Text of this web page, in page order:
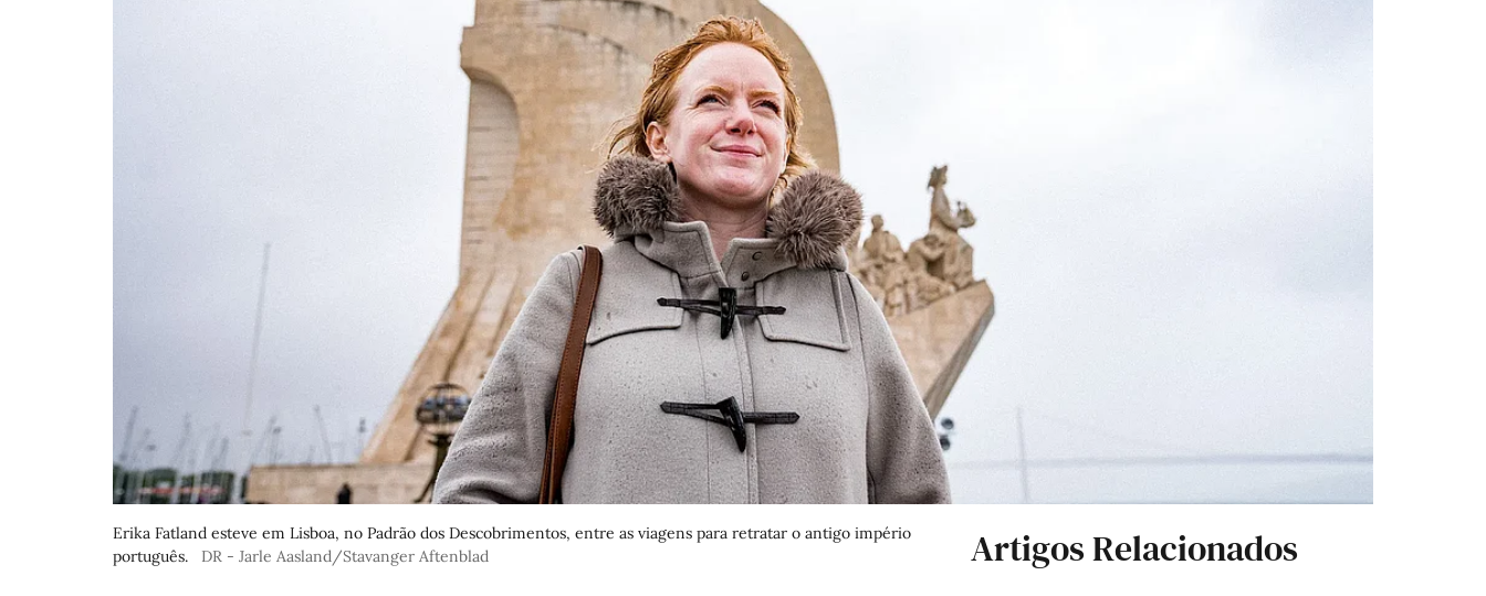
Erika Fatland esteve em Lisboa, no Padrão dos Descobrimentos, entre as viagens para retratar o antigo império
português.
DR - Jarle Aasland/Stavanger Aftenblad Artigos Relacionados